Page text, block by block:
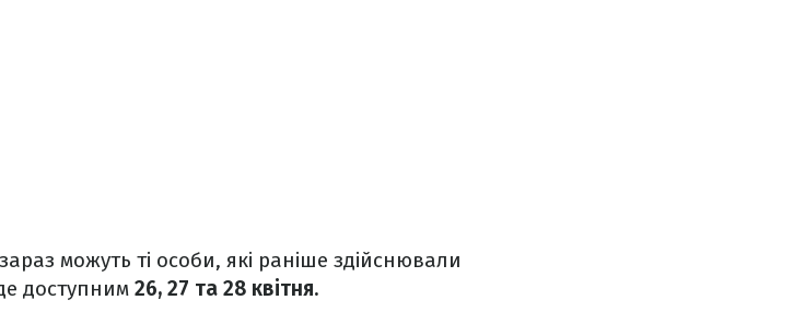
можуть ті особи, які раніше здійснювали
доступним 26, 27 та 28 квітня.